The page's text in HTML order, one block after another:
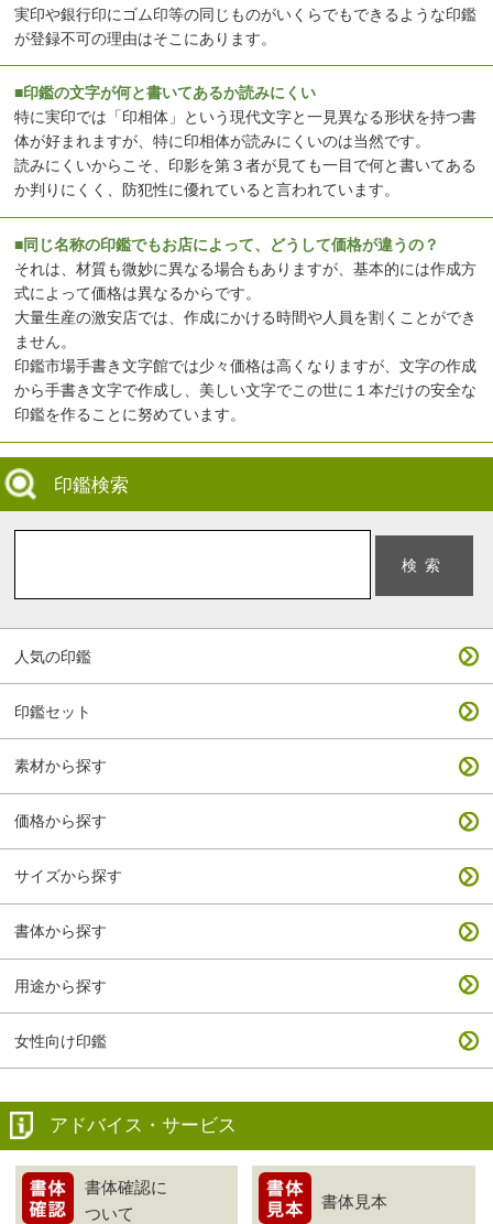
実印や銀行印にゴム印等の同じものがいくらでもできるような印鑑
が登録不可の理由はそこにあります。
■印鑑の文字が何と書いてあるか読みにくい
特に実印では「印相体」という現代文字と一見異なる形状を持つ書
体が好まれますが、特に印相体が読みにくいのは当然です。
読みにくいからこそ、印影を第３者が見ても一目で何と書いてある
か判りにくく、防犯性に優れていると言われています。
■同じ名称の印鑑でもお店によって、どうして価格が違うの？
それは、材質も微妙に異なる場合もありますが、基本的には作成方
式によって価格は異なるからです。
大量生産の激安店では、作成にかける時間や人員を割くことができ
ません。
印鑑市場手書き文字館では少々価格は高くなりますが、文字の作成
から手書き文字で作成し、美しい文字でこの世に１本だけの安全な
印鑑を作ることに努めています。
印鑑検索
人気の印鑑
印鑑セット
素材から探す
価格から探す
サイズから探す
書体から探す
用途から探す
女性向け印鑑
アドバイス・サービス
書体確認に
ついて
書体見本